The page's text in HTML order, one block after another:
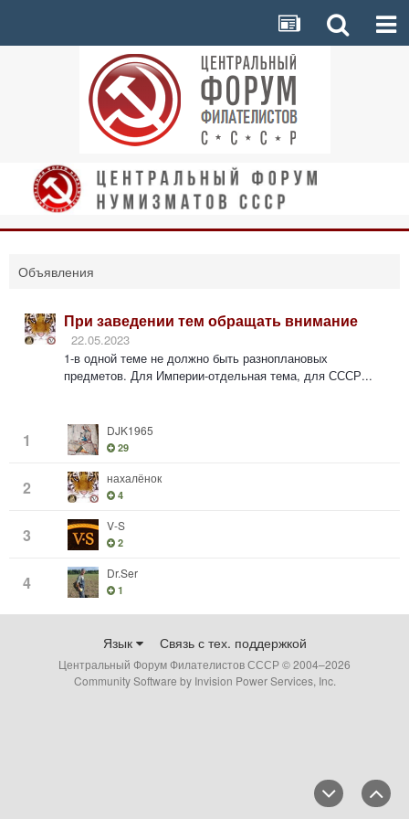
Объявления
При заведении тем обращать внимание
22.05.2023
1-в одной теме не должно быть разноплановых
предметов. Для Империи-отдельная тема, для СССР...
1 DJK1965
29
2 нахалёнок
4
3 V-S
2
4 Dr.Ser
1
Язык Связь с тех. поддержкой
Центральный Форум Филателистов СССР © 2004–2026
Community Software by Invision Power Services, Inc.